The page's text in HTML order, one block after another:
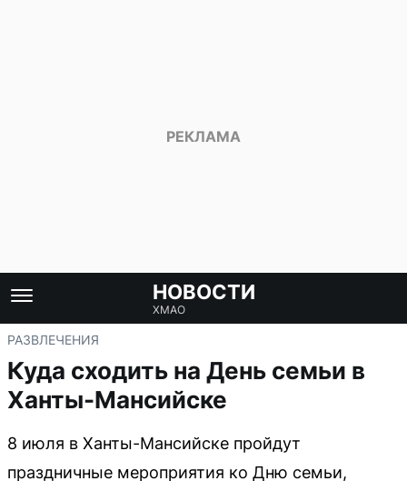
НОВОСТИ
ХМАО
РАЗВЛЕЧЕНИЯ
Куда сходить на День семьи в
Ханты-Мансийске
8 июля в Ханты-Мансийске пройдут
праздничные мероприятия ко Дню семьи,